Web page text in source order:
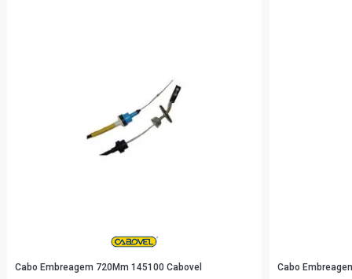
Cabo Embreagem 720Mm 145100 Cabovel Cabo